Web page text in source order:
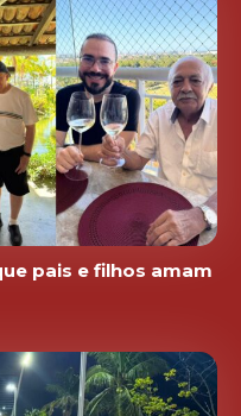
pais e filhos amam